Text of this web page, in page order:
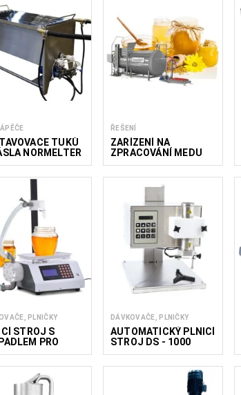
TUKŮ
NORMELTER
ŘEŠENÍ
ZAŘÍZENÍ NA
ZPRACOVÁNÍ MEDU
PLNIČKY
STROJ S
PRO
50-5000G
DÁVKOVAČE, PLNIČKY
AUTOMATICKÝ PLNICÍ
STROJ DS - 1000